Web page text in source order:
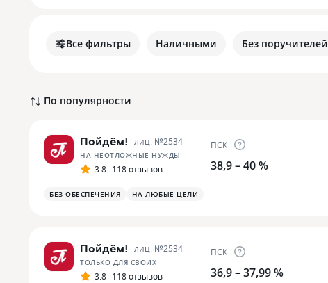
Все фильтры Наличными Без поручителей
По популярности
Пойдём! лиц. №2534
НА НЕОТЛОЖНЫЕ НУЖДЫ
3.8 118 отзывов
ПСК
38,9 – 40 %
БЕЗ ОБЕСПЕЧЕНИЯ НА ЛЮБЫЕ ЦЕЛИ
Пойдём! лиц. №2534
ТОЛЬКО ДЛЯ СВОИХ
3.8 118 отзывов
ПСК
36,9 – 37,99 %